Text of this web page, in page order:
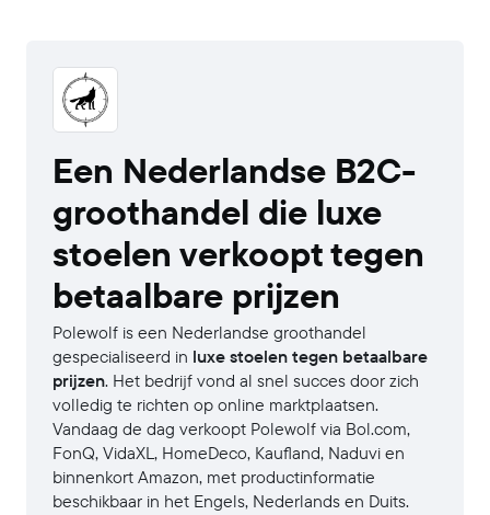
Een Nederlandse B2C-
groothandel die luxe
stoelen verkoopt tegen
betaalbare prijzen
Polewolf is een Nederlandse groothandel
gespecialiseerd in luxe stoelen tegen betaalbare
prijzen. Het bedrijf vond al snel succes door zich
volledig te richten op online marktplaatsen.
Vandaag de dag verkoopt Polewolf via Bol.com,
FonQ, VidaXL, HomeDeco, Kaufland, Naduvi en
binnenkort Amazon, met productinformatie
beschikbaar in het Engels, Nederlands en Duits.